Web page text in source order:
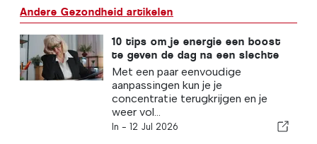
Andere Gezondheid artikelen
10 tips om je energie een boost
te geven de dag na een slechte
nachtrust
Met een paar eenvoudige
aanpassingen kun je je
concentratie terugkrijgen en je
weer vol...
In - 12 Jul 2026